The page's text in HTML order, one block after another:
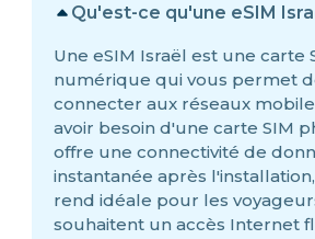
Qu'est-ce qu'une eSIM
Une eSIM Israël est une carte
numérique qui vous permet
connecter aux réseaux
avoir besoin d'une carte SIM
offre une connectivité de
instantanée après
rend idéale pour les
souhaitent un accès Internet